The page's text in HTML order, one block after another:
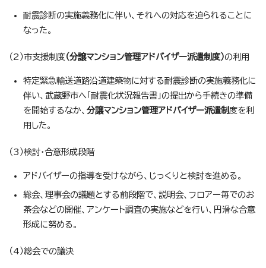
耐震診断の実施義務化に伴い、それへの対応を迫られることに
なった。
（2）市支援制度（分譲マンション管理アドバイザー派遣制度）の利用
特定緊急輸送道路沿道建築物に対する耐震診断の実施義務化に
伴い、武蔵野市へ「耐震化状況報告書」の提出から手続きの準備
を開始するなか、 分譲マンション管理アドバイザー派遣制 度を利
用した。
（3）検討・合意形成段階
アドバイザーの指導を受けながら、じっくりと検討を進める。
総会、理事会の議題とする前段階で、説明会、フロアー毎でのお
茶会などの開催、アンケート調査の実施などを行い、円滑な合意
形成に努める。
（4）総会での議決